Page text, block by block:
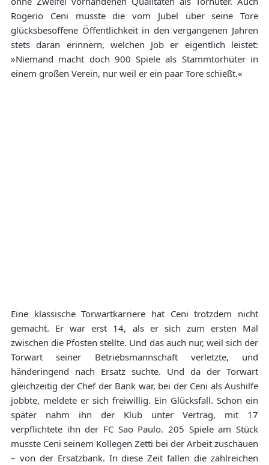
Rogerio Ceni musste die vom Jubel über seine Tore
glücksbesoffene Öffentlichkeit in den vergangenen Jahren
stets daran erinnern, welchen Job er eigentlich leistet:
»Niemand macht doch 900 Spiele als Stammtorhüter in
einem großen Verein, nur weil er ein paar Tore schießt.«
Eine klassische Torwartkarriere hat Ceni trotzdem nicht
gemacht. Er war erst 14, als er sich zum ersten Mal
zwischen die Pfosten stellte. Und das auch nur, weil sich der
Torwart seiner Betriebsmannschaft verletzte, und
händeringend nach Ersatz suchte. Und da der Torwart
gleichzeitig der Chef der Bank war, bei der Ceni als Aushilfe
jobbte, meldete er sich freiwillig. Ein Glücksfall. Schon ein
später nahm ihn der Klub unter Vertrag, mit 17
verpflichtete ihn der FC Sao Paulo. 205 Spiele am Stück
musste Ceni seinem Kollegen Zetti bei der Arbeit zuschauen
– von der Ersatzbank. In diese Zeit fallen die zahlreichen